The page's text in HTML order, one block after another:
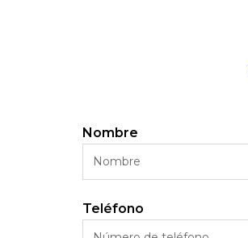
Nombre
Teléfono